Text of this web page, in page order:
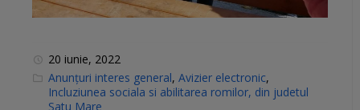
20 iunie, 2022
C
a
t
Anunțuri interes general, Avizier electronic,
Incluziunea sociala si abilitarea romilor, din judetul
Satu Mare